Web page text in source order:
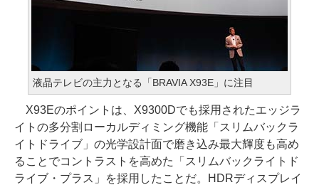
液晶テレビの主力となる「BRAVIA X93E」に注目
X93Eのポイントは、X9300Dでも採用されたエッジラ
イトの多分割ローカルディミング機能「スリムバックラ
イトドライブ」の光学設計面で磨き込み最大輝度も高め
ることでコントラストを高めた「スリムバックライトド
ライブ・プラス」を採用したことだ。HDRディスプレイ